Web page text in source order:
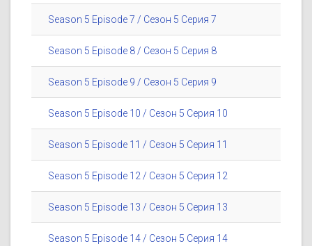
Season 5 Episode 7 / Сезон 5 Серия 7
Season 5 Episode 8 / Сезон 5 Серия 8
Season 5 Episode 9 / Сезон 5 Серия 9
Season 5 Episode 10 / Сезон 5 Серия 10
Season 5 Episode 11 / Сезон 5 Серия 11
Season 5 Episode 12 / Сезон 5 Серия 12
Season 5 Episode 13 / Сезон 5 Серия 13
Season 5 Episode 14 / Сезон 5 Серия 14